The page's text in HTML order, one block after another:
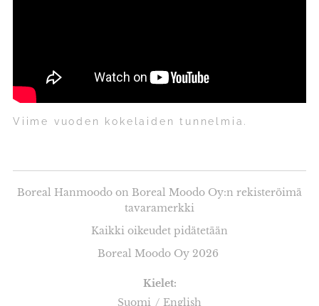
Viime vuoden kokelaiden tunnelmia.
Boreal Hanmoodo on Boreal Moodo Oy:n rekisteröimä
tavaramerkki
Kaikki oikeudet pidätetään
Boreal Moodo Oy 2026
Kielet
Suomi
English